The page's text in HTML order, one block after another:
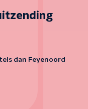
dan Feyenoord